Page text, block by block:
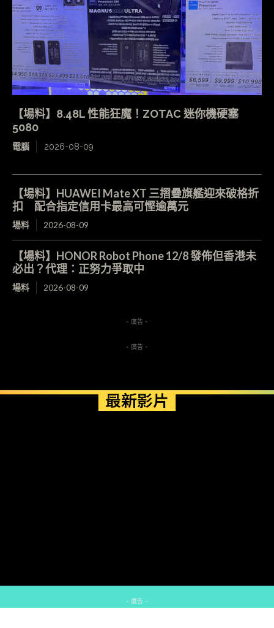
【場料】8.48L 性能狂魔！ZOTAC 迷你機硬塞
5080
電腦 2026-08-09
【場料】HUAWEI Mate XT 三摺疊旗艦迎來破格折
扣 配合指定信用卡最高可慳逾萬元
場料 2026-08-09
【場料】HONOR Robot Phone 12/8 發佈但香港未
必出？代理：正努力爭取中
場料 2026-08-09
- 廣告 -
- 廣告 -
最新影片
- 廣告 -